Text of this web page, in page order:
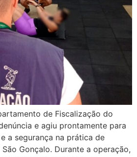
de Fiscalização do
e agiu prontamente para
a segurança na prática de
Gonçalo. Durante a operação,